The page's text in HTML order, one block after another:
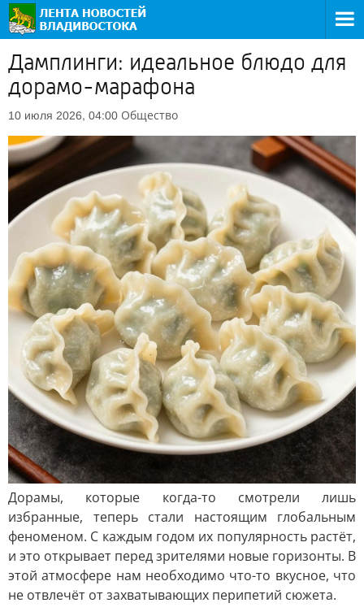
Дамплинги: идеальное блюдо для
дорамо-марафона
10 июля 2026, 04:00 Общество
Дорамы, которые когда-то смотрели лишь
избранные, теперь стали настоящим глобальным
феноменом. С каждым годом их популярность растёт,
и это открывает перед зрителями новые горизонты. В
этой атмосфере нам необходимо что-то вкусное, что
не отвлечёт от захватывающих перипетий сюжета.